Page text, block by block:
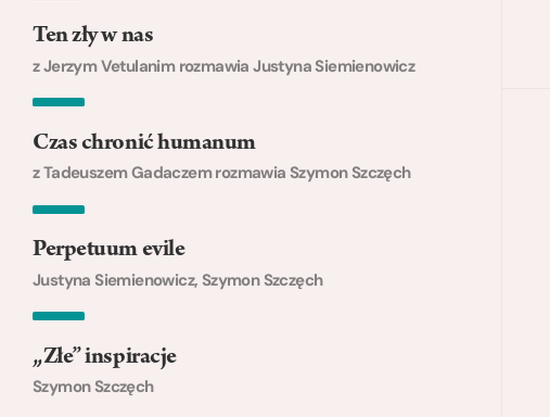
Ten zły w nas
z Jerzym Vetulanim rozmawia Justyna Siemienowicz
Czas chronić humanum
z Tadeuszem Gadaczem rozmawia Szymon Szczęch
Perpetuum evile
Justyna Siemienowicz, Szymon Szczęch
„Złe” inspiracje
Szymon Szczęch